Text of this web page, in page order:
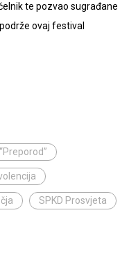
te pozvao sugrađane
ovaj festival
SPKD Prosvjeta